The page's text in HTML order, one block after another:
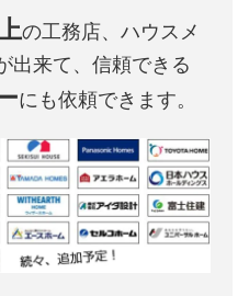
の工務店、ハウスメ
出来て、信頼できる
にも依頼できます。